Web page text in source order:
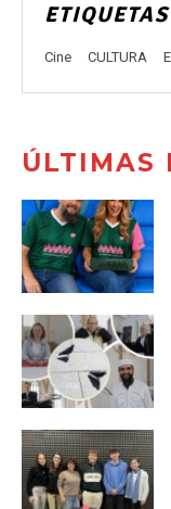
ETIQUETAS
Cine CULTURA
ÚLTIMAS